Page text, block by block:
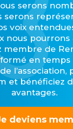
serons
serons
voix
nous pourrons
membre de
en temps
l’association,
et bénéficiez
avantages.
deviens